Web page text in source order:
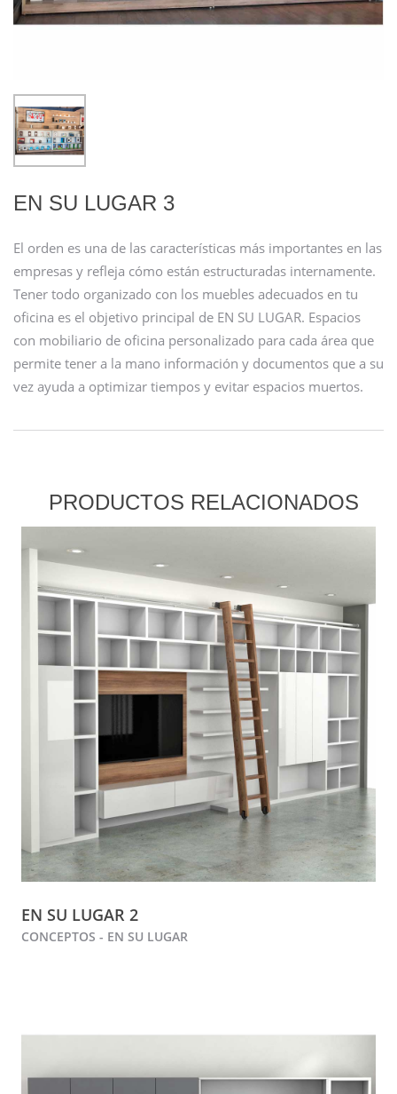
EN SU LUGAR 3
El orden es una de las características más importantes en las
empresas y refleja cómo están estructuradas internamente.
Tener todo organizado con los muebles adecuados en tu
oficina es el objetivo principal de EN SU LUGAR. Espacios
con mobiliario de oficina personalizado para cada área que
permite tener a la mano información y documentos que a su
vez ayuda a optimizar tiempos y evitar espacios muertos.
PRODUCTOS RELACIONADOS
EN SU LUGAR 2
CONCEPTOS - EN SU LUGAR